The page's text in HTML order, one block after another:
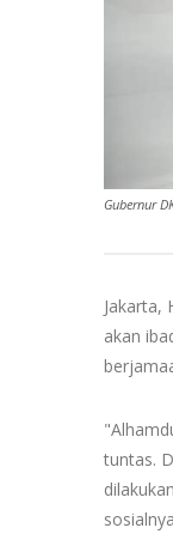
Gubernur
Jakarta,
akan
tuntas.